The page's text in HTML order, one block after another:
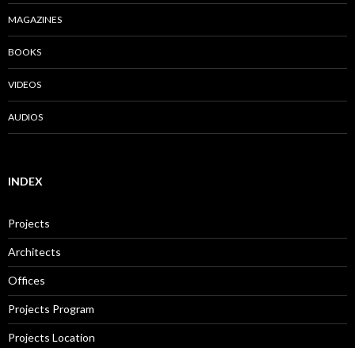
MAGAZINES
BOOKS
VIDEOS
AUDIOS
INDEX
Projects
Architects
Offices
Projects Program
Projects Location